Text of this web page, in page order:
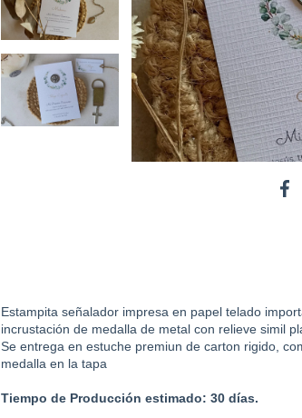
Estampita señalador impresa en papel telado
incrustación de medalla de metal con relieve simil
Se entrega en estuche premiun de carton rigido,
medalla en la tapa
Tiempo de Producción estimado: 30 días.